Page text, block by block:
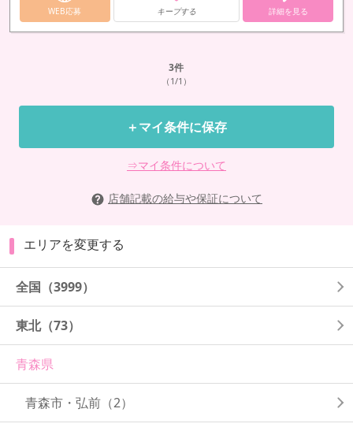
WEB応募 キープする 詳細を見る
3件
（1/1）
＋マイ条件に保存
⇒マイ条件について
店舗記載の給与や保証について
エリアを変更する
全国 （3999）
東北（73）
青森県
青森市・弘前 （2）